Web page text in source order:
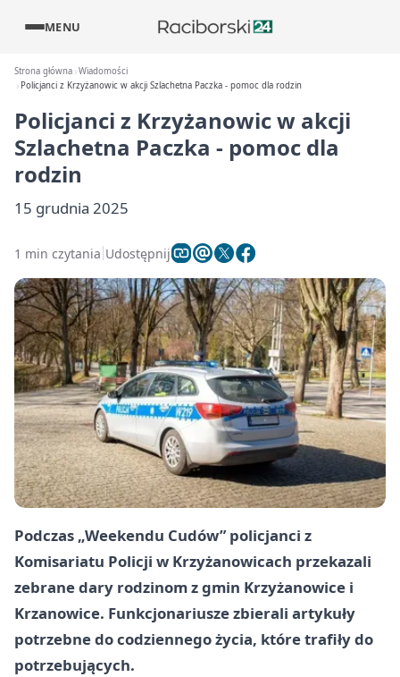
MENU
Strona główna Wiadomości
Policjanci z Krzyżanowic w akcji Szlachetna Paczka - pomoc dla rodzin
Policjanci z Krzyżanowic w akcji
Szlachetna Paczka - pomoc dla
rodzin
15 grudnia 2025
1 min czytania Udostępnij
Podczas „Weekendu Cudów” policjanci z
Komisariatu Policji w Krzyżanowicach przekazali
zebrane dary rodzinom z gmin Krzyżanowice i
Krzanowice. Funkcjonariusze zbierali artykuły
potrzebne do codziennego życia, które trafiły do
potrzebujących.